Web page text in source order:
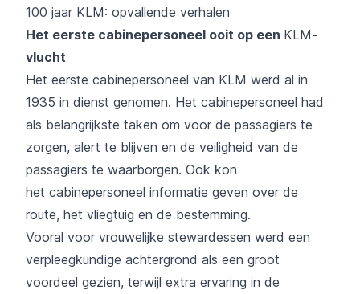
100 jaar KLM: opvallende verhalen
Het eerste cabinepersoneel ooit op een KLM-
vlucht
Het eerste cabinepersoneel van KLM werd al in
1935 in dienst genomen. Het cabinepersoneel had
als belangrijkste taken om voor de passagiers te
zorgen, alert te blijven en de veiligheid van de
passagiers te waarborgen. Ook kon
het cabinepersoneel informatie geven over de
route, het vliegtuig en de bestemming.
Vooral voor vrouwelijke stewardessen werd een
verpleegkundige achtergrond als een groot
voordeel gezien, terwijl extra ervaring in de